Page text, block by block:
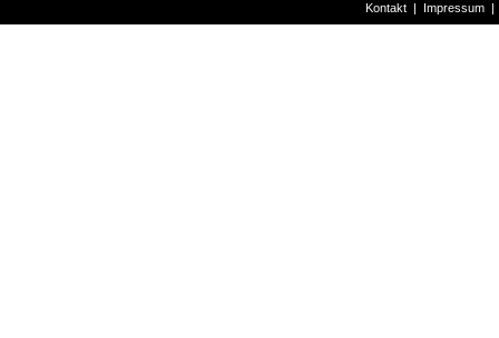
Kontakt | Impressum